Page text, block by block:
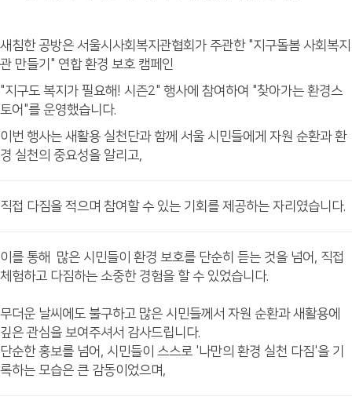
새침한 공방은 서울시사회복지관협회가 주관한 "지구돌봄 사회복지
관 만들기" 연합 환경 보호 캠페인
"지구도 복지가 필요해! 시즌2" 행사에 참여하여 "찾아가는 환경스
토어"를 운영했습니다.
이번 행사는 새활용 실천단과 함께 서울 시민들에게 자원 순환과 환
경 실천의 중요성을 알리고,
직접 다짐을 적으며 참여할 수 있는 기회를 제공하는 자리였습니다.
이를 통해 많은 시민들이 환경 보호를 단순히 듣는 것을 넘어, 직접
체험하고 다짐하는 소중한 경험을 할 수 있었습니다.
무더운 날씨에도 불구하고 많은 시민들께서 자원 순환과 새활용에
깊은 관심을 보여주셔서 감사드립니다.
단순한 홍보를 넘어, 시민들이 스스로 '나만의 환경 실천 다짐'을 기
록하는 모습은 큰 감동이었으며,